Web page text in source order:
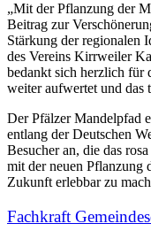
„Mit der Pflanzung der
Beitrag zur
Stärkung der regionalen
des Vereins Kirrweiler
bedankt sich herzlich für
weiter aufwertet und das
Der Pfälzer Mandelpfad
entlang der Deutschen
Besucher an, die das
mit der neuen Pflanzung
Zukunft erlebbar zu
Fachkraft